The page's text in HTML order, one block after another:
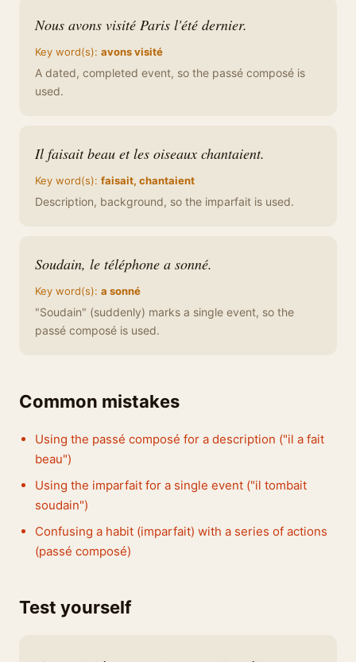
Nous avons visité Paris l'été dernier.
Key word(s): avons visité
A dated, completed event, so the passé composé is
used.
Il faisait beau et les oiseaux chantaient.
Key word(s): faisait, chantaient
Description, background, so the imparfait is used.
Soudain, le téléphone a sonné.
Key word(s): a sonné
"Soudain" (suddenly) marks a single event, so the
passé composé is used.
Common mistakes
Using the passé composé for a description ("il a fait
beau")
Using the imparfait for a single event ("il tombait
soudain")
Confusing a habit (imparfait) with a series of actions
(passé composé)
Test yourself